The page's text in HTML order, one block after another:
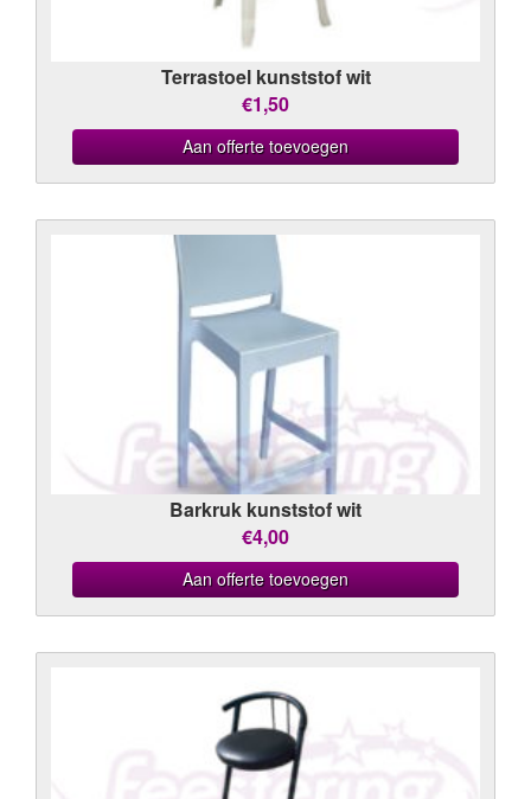
Terrastoel kunststof wit
€1,50
Aan offerte toevoegen
Barkruk kunststof wit
€4,00
Aan offerte toevoegen